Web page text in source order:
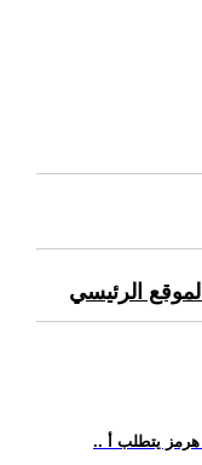
الرئيسي
هرمز يتطلب أ